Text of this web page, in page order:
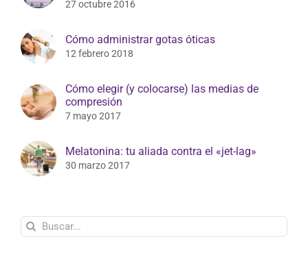
12 febrero 2018
compresión
7 mayo 2017
30 marzo 2017